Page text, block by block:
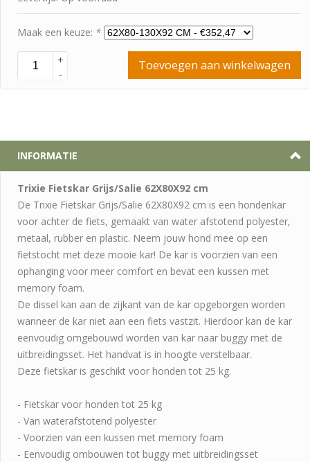
Maak een keuze: *
+
-
Toevoegen aan winkelwagen
INFORMATIE
Trixie Fietskar Grijs/Salie 62X80X92 cm
De Trixie Fietskar Grijs/Salie 62X80X92 cm is een hondenkar
voor achter de fiets, gemaakt van water afstotend polyester,
metaal, rubber en plastic. Neem jouw hond mee op een
fietstocht met deze mooie kar! De kar is voorzien van een
ophanging voor meer comfort en bevat een kussen met
memory foam.
De dissel kan aan de zijkant van de kar opgeborgen worden
wanneer de kar niet aan een fiets vastzit. Hierdoor kan de kar
eenvoudig omgebouwd worden van kar naar buggy met de
uitbreidingsset. Het handvat is in hoogte verstelbaar.
Deze fietskar is geschikt voor honden tot 25 kg.
- Fietskar voor honden tot 25 kg
- Van waterafstotend polyester
- Voorzien van een kussen met memory foam
- Eenvoudig ombouwen tot buggy met uitbreidingsset